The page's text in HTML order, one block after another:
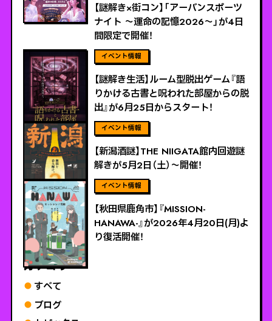
【謎解き×街コン】「アーバンスポーツ
ナイト 〜運命の記憶2026〜」が4日
間限定で開催！
ViEW MORE
【謎解き生活】ルーム型脱出ゲーム『語
りかける古書と呪われた部屋からの脱
出』が6月25日からスタート！
ViEW MORE
【新潟酒謎】THE NIIGATA館内回遊謎
解きが5月2日（土）～開催！
ViEW MORE
【秋田県鹿角市】『MISSION-
HANAWA-』が2026年4月20日(月)よ
り復活開催！
カテゴリー
すべて
ブログ